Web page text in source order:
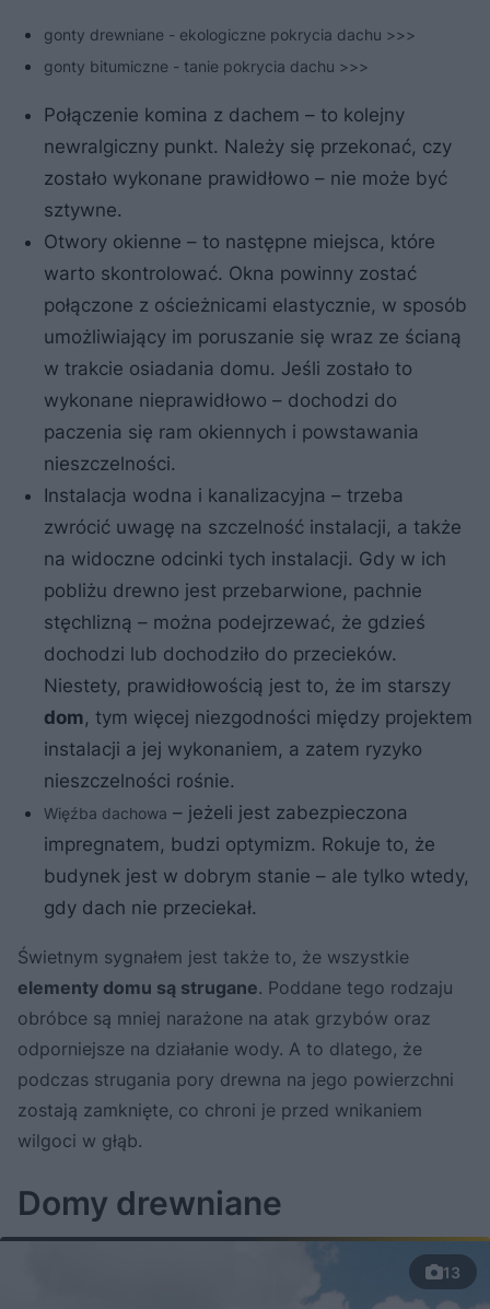
gonty drewniane - ekologiczne pokrycia dachu >>>
gonty bitumiczne - tanie pokrycia dachu >>>
Połączenie komina z dachem – to kolejny
newralgiczny punkt. Należy się przekonać, czy
zostało wykonane prawidłowo – nie może być
sztywne.
Otwory okienne – to następne miejsca, które
warto skontrolować. Okna powinny zostać
połączone z ościeżnicami elastycznie, w sposób
umożliwiający im poruszanie się wraz ze ścianą
w trakcie osiadania domu. Jeśli zostało to
wykonane nieprawidłowo – dochodzi do
paczenia się ram okiennych i powstawania
nieszczelności.
Instalacja wodna i kanalizacyjna – trzeba
zwrócić uwagę na szczelność instalacji, a także
na widoczne odcinki tych instalacji. Gdy w ich
pobliżu drewno jest przebarwione, pachnie
stęchlizną – można podejrzewać, że gdzieś
dochodzi lub dochodziło do przecieków.
Niestety, prawidłowością jest to, że im starszy
dom, tym więcej niezgodności między projektem
instalacji a jej wykonaniem, a zatem ryzyko
nieszczelności rośnie.
Więźba dachowa – jeżeli jest zabezpieczona
impregnatem, budzi optymizm. Rokuje to, że
budynek jest w dobrym stanie – ale tylko wtedy,
gdy dach nie przeciekał.
Świetnym sygnałem jest także to, że wszystkie
elementy domu są strugane. Poddane tego rodzaju
obróbce są mniej narażone na atak grzybów oraz
odporniejsze na działanie wody. A to dlatego, że
podczas strugania pory drewna na jego powierzchni
zostają zamknięte, co chroni je przed wnikaniem
wilgoci w głąb.
Domy drewniane
13